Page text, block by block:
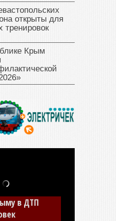
открыты для
тренировок
Крым
ВАЗа
на «зебре»